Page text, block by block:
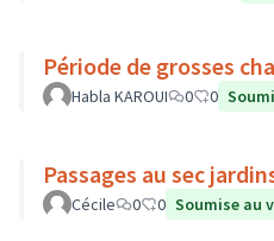
Période de grosses
Habla KAROUI 0 0
Passages au sec
Cécile 0 0 Soumise au